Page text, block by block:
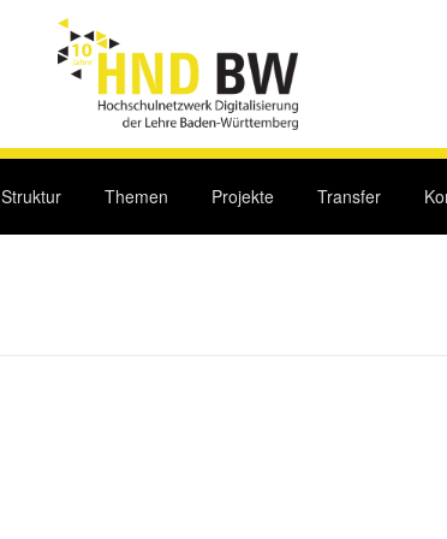
Struktur Themen Projekte Transfer